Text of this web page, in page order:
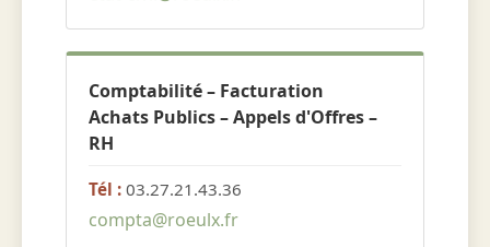
Comptabilité – Facturation
Achats Publics – Appels d'Offres –
RH
Tél : 03.27.21.43.36
compta@roeulx.fr